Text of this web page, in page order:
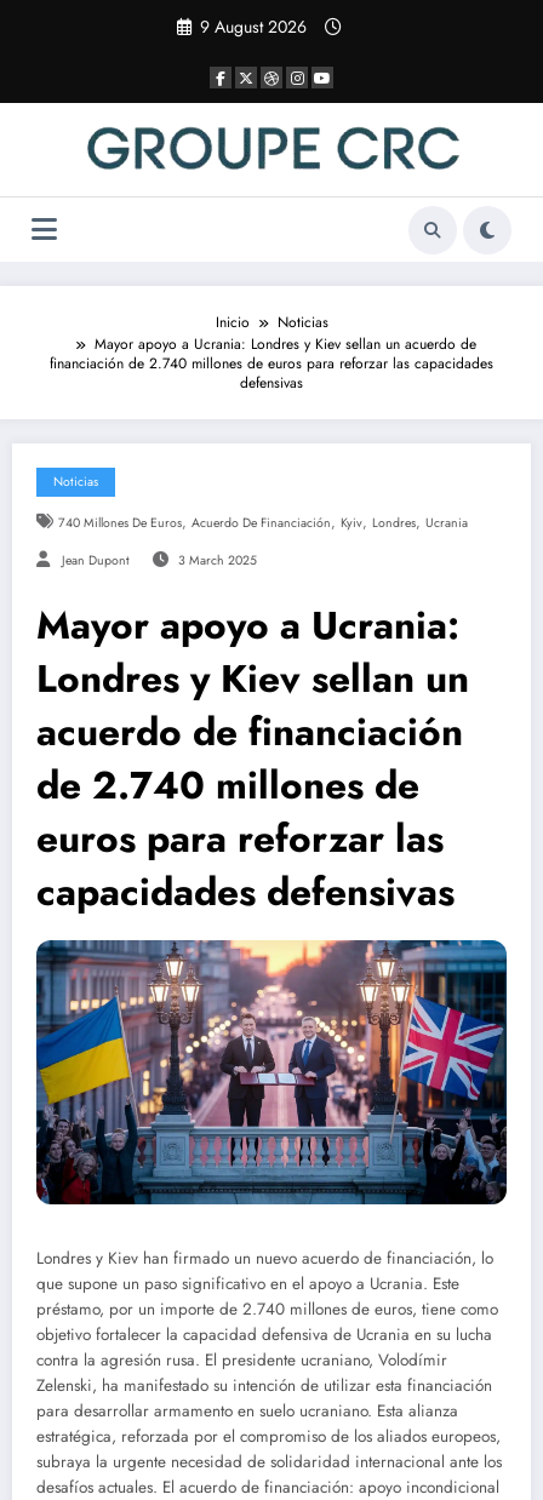
9 August 2026
Inicio
Noticias
Mayor apoyo a Ucrania: Londres y Kiev sellan un acuerdo de
financiación de 2.740 millones de euros para reforzar las capacidades
defensivas
Noticias
740 Millones De Euros, Acuerdo De Financiación, Kyiv, Londres, Ucrania
Jean Dupont 3 March 2025
Mayor apoyo a Ucrania:
Londres y Kiev sellan un
acuerdo de financiación
de 2.740 millones de
euros para reforzar las
capacidades defensivas
Londres y Kiev han firmado un nuevo acuerdo de financiación, lo
que supone un paso significativo en el apoyo a Ucrania. Este
préstamo, por un importe de 2.740 millones de euros, tiene como
objetivo fortalecer la capacidad defensiva de Ucrania en su lucha
contra la agresión rusa. El presidente ucraniano, Volodímir
Zelenski, ha manifestado su intención de utilizar esta financiación
para desarrollar armamento en suelo ucraniano. Esta alianza
estratégica, reforzada por el compromiso de los aliados europeos,
subraya la urgente necesidad de solidaridad internacional ante los
desafíos actuales. El acuerdo de financiación: apoyo incondicional